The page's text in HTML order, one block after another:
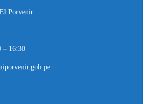
Porvenir
– 16:30